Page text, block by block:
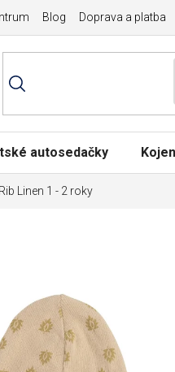
Blog Doprava a platba
autosedačky
Linen 1 - 2 roky